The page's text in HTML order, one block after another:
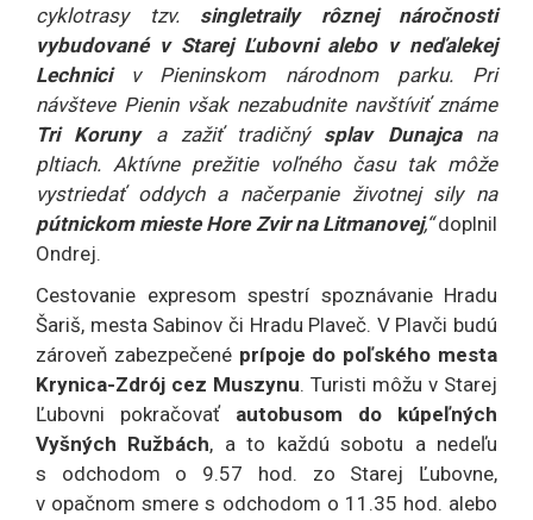
cyklotrasy tzv. singletraily rôznej náročnosti
vybudované v Starej Ľubovni alebo v neďalekej
Lechniciv Pieninskom národnom parku. Pri
návšteve Pienin však nezabudnite navštíviť známe
Tri Korunya zažiť tradičný splav Dunajcana
pltiach. Aktívne prežitie voľného času tak môže
vystriedať oddych a načerpanie životnej sily na
pútnickom mieste Hore Zvir na Litmanovej,“doplnil
Ondrej.
Cestovanie expresom spestrí spoznávanie Hradu
Šariš, mesta Sabinov či Hradu Plaveč. V Plavči budú
zároveň zabezpečené prípoje do poľského mesta
Krynica-Zdrój cez Muszynu. Turisti môžu v Starej
Ľubovni pokračovať autobusom do kúpeľných
Vyšných Ružbách, a to každú sobotu a nedeľu
s odchodom o 9.57 hod. zo Starej Ľubovne,
v opačnom smere s odchodom o 11.35 hod. alebo